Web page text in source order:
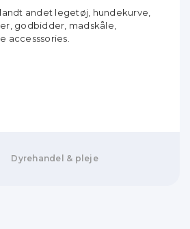
andet legetøj, hundekurve,
godbidder, madskåle,
accesssories.
Dyrehandel & pleje